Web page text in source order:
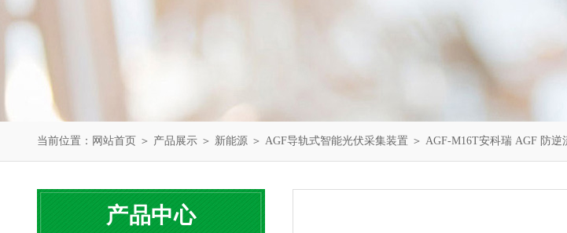
当前位置： 网站首页 ＞ 产品展示 ＞ 新能源 ＞ AGF导轨式智能光伏采集装置 ＞ AGF-M16T安科瑞 AGF 防逆
产品中心